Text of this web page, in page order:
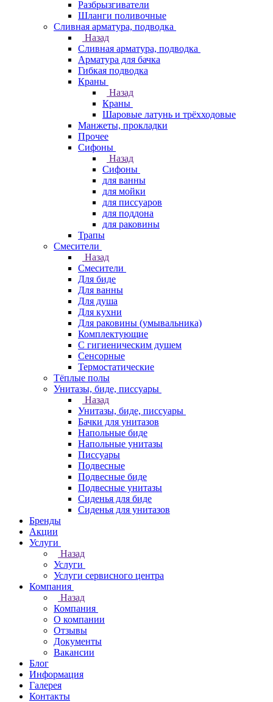
Разбрызгиватели
Шланги поливочные
Сливная арматура, подводка
Назад
Сливная арматура, подводка
Арматура для бачка
Гибкая подводка
Краны
Назад
Краны
Шаровые латунь и трёхходовые
Манжеты, прокладки
Прочее
Сифоны
Назад
Сифоны
для ванны
для мойки
для писсуаров
для поддона
для раковины
Трапы
Смесители
Назад
Смесители
Для биде
Для ванны
Для душа
Для кухни
Для раковины (умывальника)
Комплектующие
С гигиеническим душем
Сенсорные
Термостатические
Тёплые полы
Унитазы, биде, писсуары
Назад
Унитазы, биде, писсуары
Бачки для унитазов
Напольные биде
Напольные унитазы
Писсуары
Подвесные
Подвесные биде
Подвесные унитазы
Сиденья для биде
Сиденья для унитазов
Бренды
Акции
Услуги
Назад
Услуги
Услуги сервисного центра
Компания
Назад
Компания
О компании
Отзывы
Документы
Вакансии
Блог
Информация
Галерея
Контакты